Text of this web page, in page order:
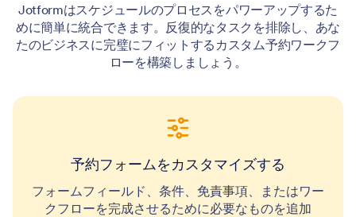
Jotformはスケジュールのプロセスをパワーアップするた
めに簡単に統合できます。反復的なタスクを排除し、あな
たのビジネスに完璧にフィットするカスタム予約ワークフ
ローを構築しましょう。
予約フォームをカスタマイズする
フォームフィールド、条件、免責事項、またはワー
クフローを完成させるために必要なものを追加